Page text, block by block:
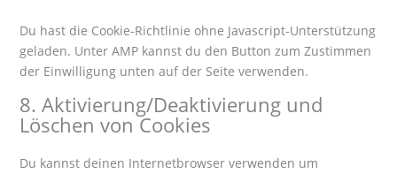
Du hast die Cookie-Richtlinie ohne Javascript-Unterstützung
geladen. Unter AMP kannst du den Button zum Zustimmen
der Einwilligung unten auf der Seite verwenden.
8. Aktivierung/Deaktivierung und
Löschen von Cookies
Du kannst deinen Internetbrowser verwenden um